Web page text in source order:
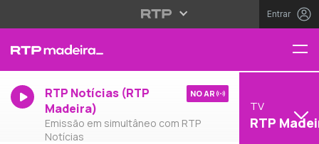
Entrar
RTP Notícias (RTP
Madeira)
Emissão em simultâneo com RTP
Notícias
NO AR
TV
RTP